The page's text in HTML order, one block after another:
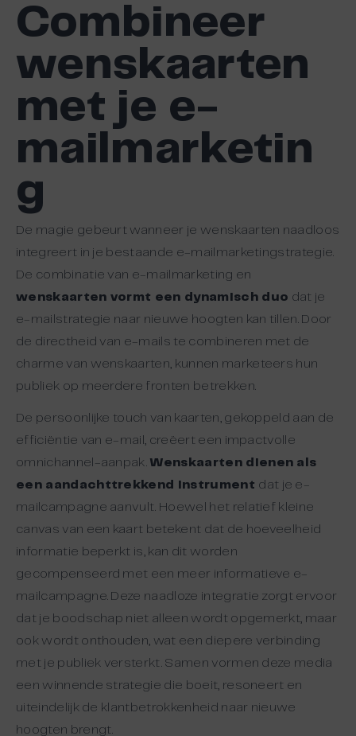
Combineer
wenskaarten
met je e-
mailmarketin
g
De magie gebeurt wanneer je wenskaarten naadloos
integreert in je bestaande e-mailmarketingstrategie.
De combinatie van e-mailmarketing en
wenskaarten vormt een dynamisch duo dat je
e-mailstrategie naar nieuwe hoogten kan tillen. Door
de directheid van e-mails te combineren met de
charme van wenskaarten, kunnen marketeers hun
publiek op meerdere fronten betrekken.
De persoonlijke touch van kaarten, gekoppeld aan de
efficiëntie van e-mail, creëert een impactvolle
omnichannel-aanpak. Wenskaarten dienen als
een aandachttrekkend instrument dat je e-
mailcampagne aanvult. Hoewel het relatief kleine
canvas van een kaart betekent dat de hoeveelheid
informatie beperkt is, kan dit worden
gecompenseerd met een meer informatieve e-
mailcampagne. Deze naadloze integratie zorgt ervoor
dat je boodschap niet alleen wordt opgemerkt, maar
ook wordt onthouden, wat een diepere verbinding
met je publiek versterkt. Samen vormen deze media
een winnende strategie die boeit, resoneert en
uiteindelijk de klantbetrokkenheid naar nieuwe
hoogten brengt.